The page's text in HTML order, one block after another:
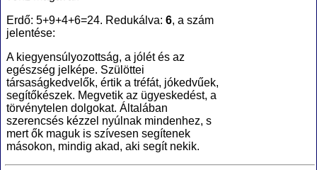
Erdő: 5+9+4+6=24. Redukálva: 6, a szám
jelentése:
A kiegyensúlyozottság, a jólét és az
egészség jelképe. Szülöttei
társaságkedvelők, értik a tréfát, jókedvűek,
segítőkészek. Megvetik az ügyeskedést, a
törvénytelen dolgokat. Általában
szerencsés kézzel nyúlnak mindenhez, s
mert ők maguk is szívesen segítenek
másokon, mindig akad, aki segít nekik.